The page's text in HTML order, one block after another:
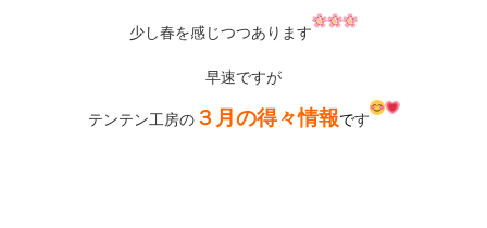
少し春を感じつつあります
早速ですが
テンテン工房の３月の得々情報です